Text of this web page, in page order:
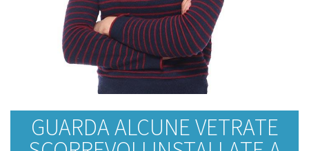
GUARDA ALCUNE VETRATE